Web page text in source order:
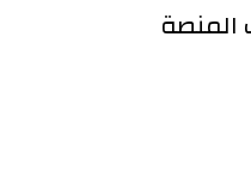
المنصة